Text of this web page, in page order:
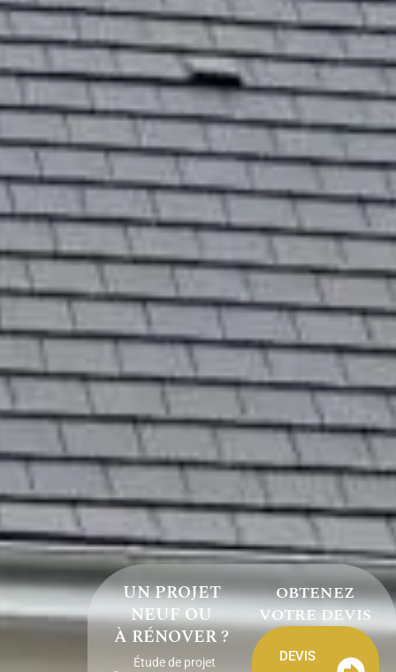
OBTENEZ
VOTRE DEVIS
DEVIS
UN PROJET
NEUF OU
À RÉNOVER ?
Étude de projet